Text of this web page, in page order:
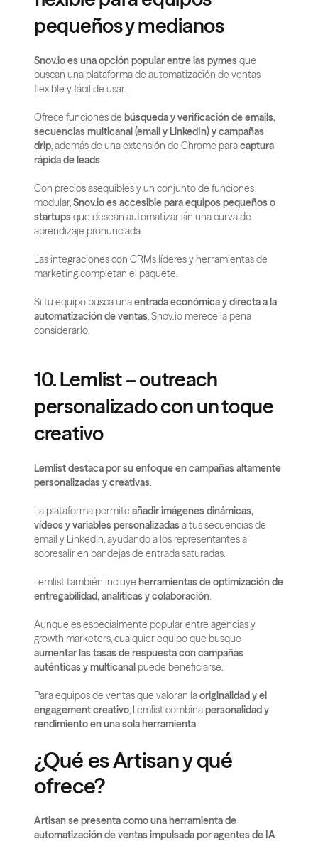
pequeños y medianos
Snov.io es una opción popular entre las pymes que
buscan una plataforma de automatización de ventas
flexible y fácil de usar.
Ofrece funciones de búsqueda y verificación de emails,
secuencias multicanal (email y LinkedIn) y campañas
drip, además de una extensión de Chrome para captura
rápida de leads.
Con precios asequibles y un conjunto de funciones
modular, Snov.io es accesible para equipos pequeños o
startups que desean automatizar sin una curva de
aprendizaje pronunciada.
Las integraciones con CRMs líderes y herramientas de
marketing completan el paquete.
Si tu equipo busca una entrada económica y directa a la
automatización de ventas, Snov.io merece la pena
considerarlo.
10. Lemlist – outreach
personalizado con un toque
creativo
Lemlist destaca por su enfoque en campañas altamente
personalizadas y creativas.
La plataforma permite añadir imágenes dinámicas,
vídeos y variables personalizadas a tus secuencias de
email y LinkedIn, ayudando a los representantes a
sobresalir en bandejas de entrada saturadas.
Lemlist también incluye herramientas de optimización de
entregabilidad, analíticas y colaboración.
Aunque es especialmente popular entre agencias y
aumentar las tasas de respuesta con campañas
auténticas y multicanal puede beneficiarse.
Para equipos de ventas que valoran la originalidad y el
engagement creativo, Lemlist combina personalidad y
rendimiento en una sola herramienta.
¿Qué es Artisan y qué
ofrece?
Artisan se presenta como una herramienta de
automatización de ventas impulsada por agentes de IA.